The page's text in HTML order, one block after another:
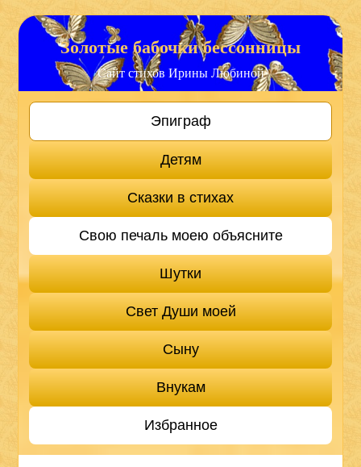
Золотые бабочки бессонницы
Сайт стихов Ирины Любиной
Эпиграф
Детям
Сказки в стихах
Свою печаль моею объясните
Шутки
Свет Души моей
Сыну
Внукам
Избранное